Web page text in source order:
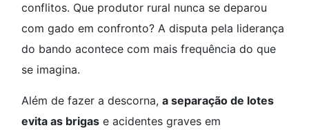
conflitos. Que produtor rural nunca se deparou
com gado em confronto? A disputa pela liderança
do bando acontece com mais frequência do que
se imagina.
Além de fazer a descorna, a separação de lotes
evita as brigas e acidentes graves em